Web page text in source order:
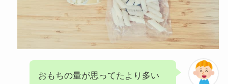
おもちの量が思ってたより多い